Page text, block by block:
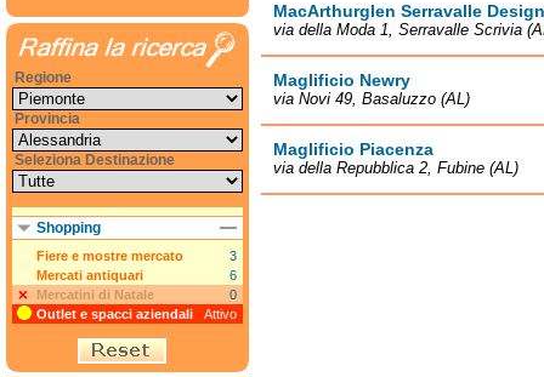
MacArthurglen Serravalle
via della Moda 1, Serravalle Scrivia
Maglificio Newry
via Novi 49, Basaluzzo (AL)
Maglificio Piacenza
via della Repubblica 2, Fubine (AL)
Regione
Provincia
Seleziona Destinazione
Shopping
Fiere e mostre mercato
3
Mercati antiquari
6
Mercatini di Natale
0
Outlet e spacci aziendali
Attivo